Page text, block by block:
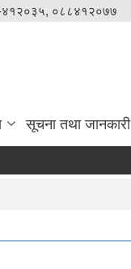
०८८४१२०७७
सूचना तथा जानकारी